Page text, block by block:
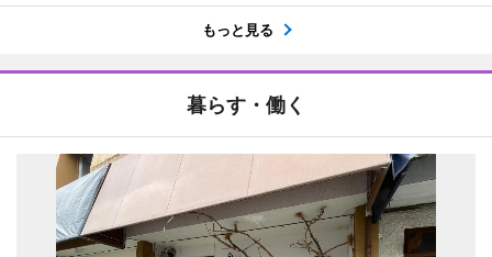
もっと見る
暮らす・働く